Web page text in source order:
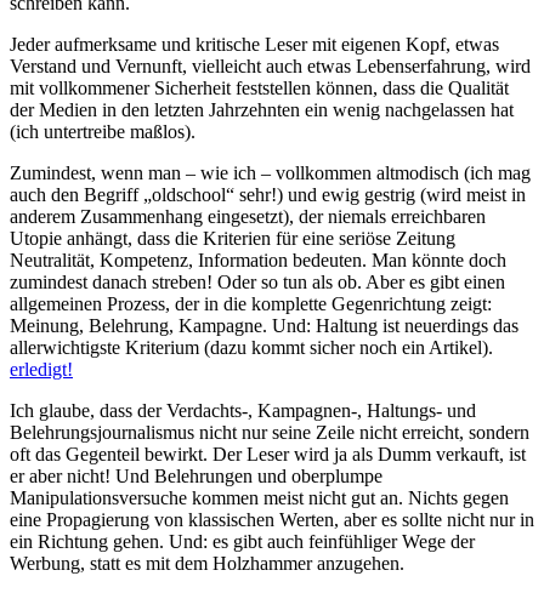
Jeder aufmerksame und kritische Leser mit eigenen Kopf, etwas
Verstand und Vernunft, vielleicht auch etwas Lebenserfahrung, wird
mit vollkommener Sicherheit feststellen können, dass die Qualität
der Medien in den letzten Jahrzehnten ein wenig nachgelassen hat
(ich untertreibe maßlos).
Zumindest, wenn man – wie ich – vollkommen altmodisch (ich mag
auch den Begriff „oldschool“ sehr!) und ewig gestrig (wird meist in
anderem Zusammenhang eingesetzt), der niemals erreichbaren
Utopie anhängt, dass die Kriterien für eine seriöse Zeitung
Neutralität, Kompetenz, Information bedeuten. Man könnte doch
zumindest danach streben! Oder so tun als ob. Aber es gibt einen
allgemeinen Prozess, der in die komplette Gegenrichtung zeigt:
Meinung, Belehrung, Kampagne. Und: Haltung ist neuerdings das
allerwichtigste Kriterium (dazu kommt sicher noch ein Artikel).
erledigt!
Ich glaube, dass der Verdachts-, Kampagnen-, Haltungs- und
Belehrungsjournalismus nicht nur seine Zeile nicht erreicht, sondern
oft das Gegenteil bewirkt. Der Leser wird ja als Dumm verkauft, ist
er aber nicht! Und Belehrungen und oberplumpe
Manipulationsversuche kommen meist nicht gut an. Nichts gegen
eine Propagierung von klassischen Werten, aber es sollte nicht nur in
ein Richtung gehen. Und: es gibt auch feinfühliger Wege der
Werbung, statt es mit dem Holzhammer anzugehen.